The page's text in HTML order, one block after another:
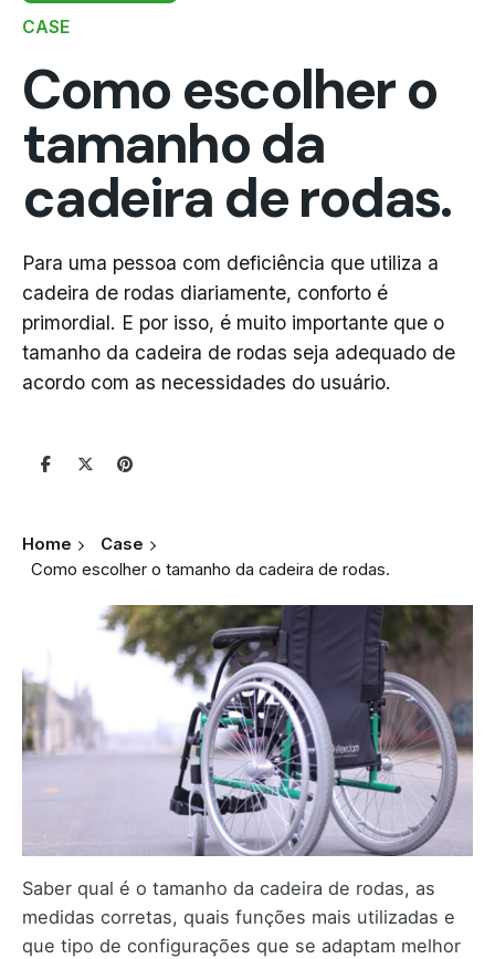
CASE
Como escolher o
tamanho da
cadeira de rodas.
Para uma pessoa com deficiência que utiliza a
cadeira de rodas diariamente, conforto é
primordial. E por isso, é muito importante que o
tamanho da cadeira de rodas seja adequado de
acordo com as necessidades do usuário.
Home
Case
Como escolher o tamanho da cadeira de rodas.
Saber qual é o tamanho da cadeira de rodas, as
medidas corretas, quais funções mais utilizadas e
que tipo de configurações que se adaptam melhor